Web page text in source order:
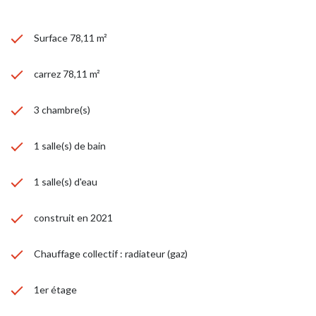
Surface 78,11 m²
carrez 78,11 m²
3 chambre(s)
1 salle(s) de bain
1 salle(s) d'eau
construit en 2021
Chauffage collectif : radiateur (gaz)
1er étage